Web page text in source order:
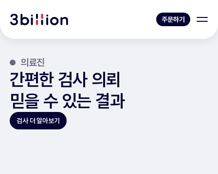
주문하기
의료진
간편한 검사 의뢰
믿을 수 있는 결과
검사 더 알아보기